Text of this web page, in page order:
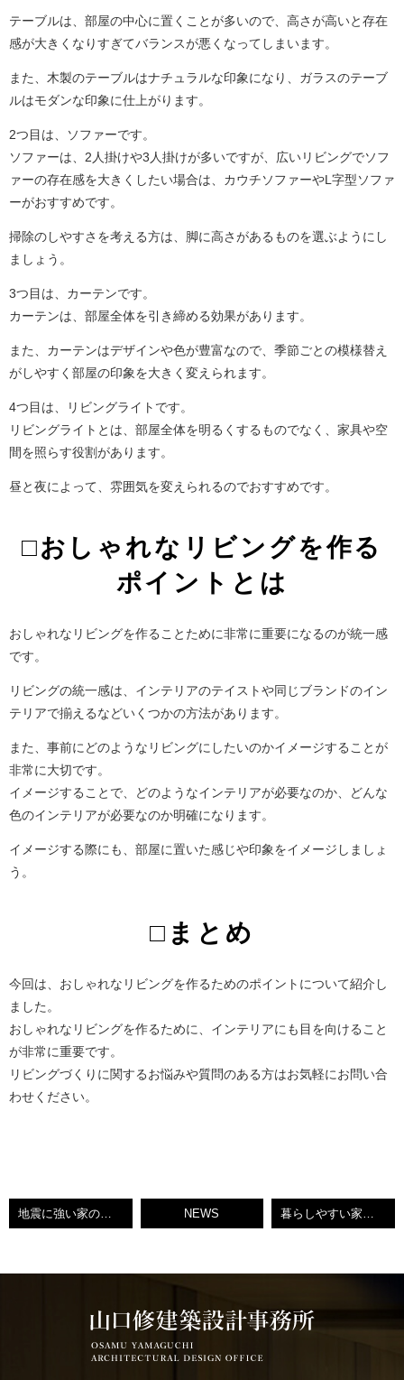
テーブルは、部屋の中心に置くことが多いので、高さが高いと存在
感が大きくなりすぎてバランスが悪くなってしまいます。
また、木製のテーブルはナチュラルな印象になり、ガラスのテーブ
ルはモダンな印象に仕上がります。
2つ目は、ソファーです。
ソファーは、2人掛けや3人掛けが多いですが、広いリビングでソフ
ァーの存在感を大きくしたい場合は、カウチソファーやL字型ソファ
ーがおすすめです。
掃除のしやすさを考える方は、脚に高さがあるものを選ぶようにし
ましょう。
3つ目は、カーテンです。
カーテンは、部屋全体を引き締める効果があります。
また、カーテンはデザインや色が豊富なので、季節ごとの模様替え
がしやすく部屋の印象を大きく変えられます。
4つ目は、リビングライトです。
リビングライトとは、部屋全体を明るくするものでなく、家具や空
間を照らす役割があります。
昼と夜によって、雰囲気を変えられるのでおすすめです。
□おしゃれなリビングを作る
ポイントとは
おしゃれなリビングを作ることために非常に重要になるのが統一感
です。
リビングの統一感は、インテリアのテイストや同じブランドのイン
テリアで揃えるなどいくつかの方法があります。
また、事前にどのようなリビングにしたいのかイメージすることが
非常に大切です。
イメージすることで、どのようなインテリアが必要なのか、どんな
色のインテリアが必要なのか明確になります。
イメージする際にも、部屋に置いた感じや印象をイメージしましょ
う。
□まとめ
今回は、おしゃれなリビングを作るためのポイントについて紹介し
ました。
おしゃれなリビングを作るために、インテリアにも目を向けること
が非常に重要です。
リビングづくりに関するお悩みや質問のある方はお気軽にお問い合
わせください。
地震に強い家の特徴とは？プロが解説します！ NEWS 暮らしやすい家の特徴についてご紹介します！